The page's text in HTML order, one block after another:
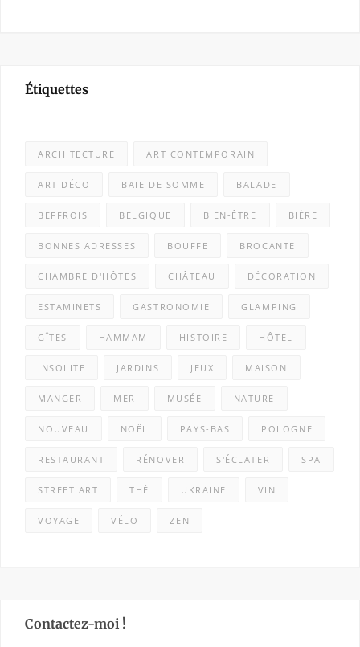
Étiquettes
ARCHITECTURE ART CONTEMPORAIN
ART DÉCO BAIE DE SOMME BALADE
BEFFROIS BELGIQUE BIEN-ÊTRE BIÈRE
BONNES ADRESSES BOUFFE BROCANTE
CHAMBRE D'HÔTES CHÂTEAU DÉCORATION
ESTAMINETS GASTRONOMIE GLAMPING
GÎTES HAMMAM HISTOIRE HÔTEL
INSOLITE JARDINS JEUX MAISON
MANGER MER MUSÉE NATURE
NOUVEAU NOËL PAYS-BAS POLOGNE
RESTAURANT RÉNOVER S'ÉCLATER SPA
STREET ART THÉ UKRAINE VIN
VOYAGE VÉLO ZEN
Contactez-moi !